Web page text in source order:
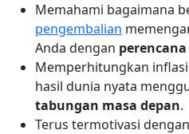
Memahami bagaimana
pengembalian
Anda dengan
Memperhitungkan
hasil dunia nyata
tabungan masa depan.
Terus termotivasi